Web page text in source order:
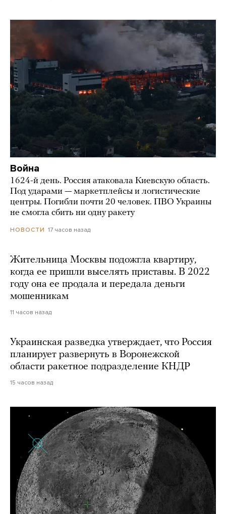
Война
1624-й день. Россия атаковала Киевскую область.
Под ударами — маркетплейсы и логистические
центры. Погибли почти 20 человек. ПВО Украины
не смогла сбить ни одну ракету
НОВОСТИ 17 часов назад
Жительница Москвы подожгла квартиру,
когда ее пришли выселять приставы. В 2022
году она ее продала и передала деньги
мошенникам
11 часов назад
Украинская разведка утверждает, что Россия
планирует развернуть в Воронежской
области ракетное подразделение КНДР
15 часов назад